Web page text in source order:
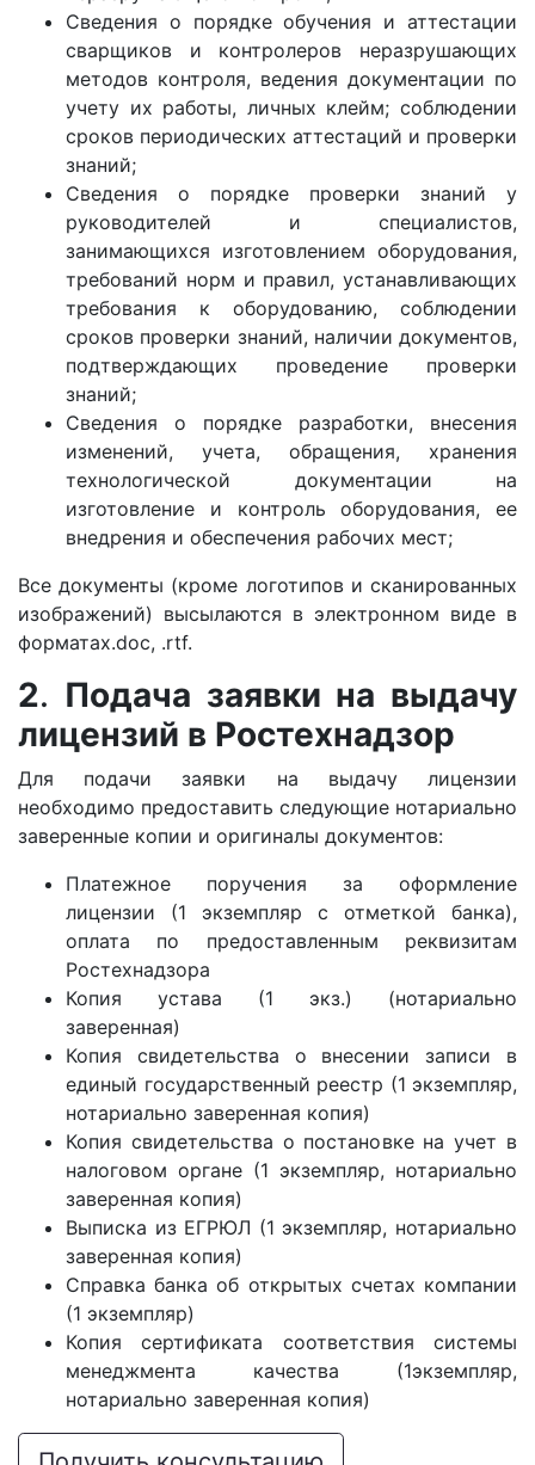
Сведения о порядке обучения и аттестации
сварщиков и контролеров неразрушающих
методов контроля, ведения документации по
учету их работы, личных клейм; соблюдении
сроков периодических аттестаций и проверки
знаний;
Сведения о порядке проверки знаний у
руководителей и специалистов,
занимающихся изготовлением оборудования,
требований норм и правил, устанавливающих
требования к оборудованию, соблюдении
сроков проверки знаний, наличии документов,
подтверждающих проведение проверки
знаний;
Сведения о порядке разработки, внесения
изменений, учета, обращения, хранения
технологической документации на
изготовление и контроль оборудования, ее
внедрения и обеспечения рабочих мест;
Все документы (кроме логотипов и сканированных
изображений) высылаются в электронном виде в
форматах.doc, .rtf.
2. Подача заявки на выдачу
лицензий в Ростехнадзор
Для подачи заявки на выдачу лицензии
необходимо предоставить следующие нотариально
заверенные копии и оригиналы документов:
Платежное поручения за оформление
лицензии (1 экземпляр с отметкой банка),
оплата по предоставленным реквизитам
Ростехнадзора
Копия устава (1 экз.) (нотариально
заверенная)
Копия свидетельства о внесении записи в
единый государственный реестр (1 экземпляр,
нотариально заверенная копия)
Копия свидетельства о постановке на учет в
налоговом органе (1 экземпляр, нотариально
заверенная копия)
Выписка из ЕГРЮЛ (1 экземпляр, нотариально
заверенная копия)
Справка банка об открытых счетах компании
(1 экземпляр)
Копия сертификата соответствия системы
менеджмента качества (1экземпляр,
нотариально заверенная копия)